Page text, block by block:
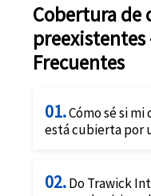
Cobertura de
preexistentes
Frecuentes
01.Cómo sé si
está cubierta por
tiene una
02.Do Trawick